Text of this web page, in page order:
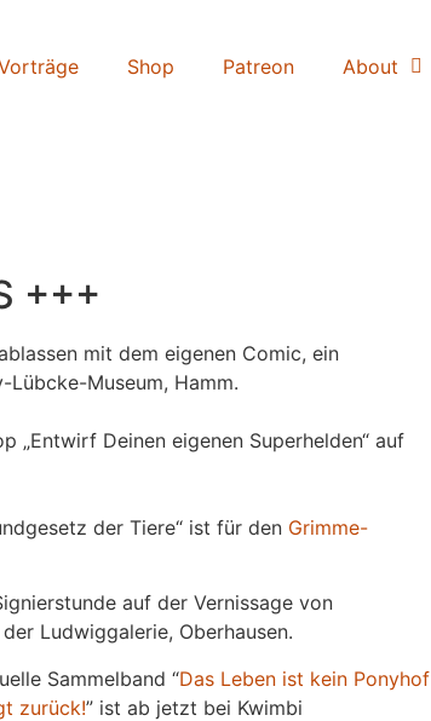
Shop Patreon About
+++
mit dem eigenen Comic, ein
Lübcke-Museum, Hamm.
„Entwirf Deinen eigenen Superhelden“ auf
der Tiere“ ist für den Grimme-
auf der Vernissage von
der Ludwiggalerie, Oberhausen.
Sammelband “Das Leben ist kein Ponyhof
zurück!” ist ab jetzt bei Kwimbi